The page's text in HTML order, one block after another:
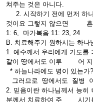
쳐주는 것은 아니다.
2. 시작하기 전에 먼저 하
것이요 그렇지 않으면 흔
1: 6, 마가복음 11: 23, 24
B. 치료해주기 원하시는 하나
1. 예수께서 우리에게 기도를
같이 땅에서도 이루 어 지
* 하늘나라에도 병이 있는가?
그러므로 땅에서도 질병
2. 믿음이란 하나님께서 능히
분께서 치료하여 주 시기를